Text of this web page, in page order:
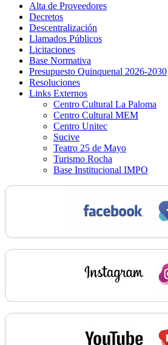
Alta de Proveedores
Decretos
Descentralización
Llamados Públicos
Licitaciones
Base Normativa
Presupuesto Quinquenal 2026-2030
Resoluciones
Links Externos
Centro Cultural La Paloma
Centro Cultural MEM
Centro Unitec
Sucive
Teatro 25 de Mayo
Turismo Rocha
Base Institucional IMPO